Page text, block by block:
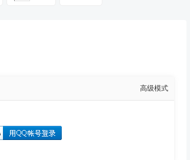
高级模式